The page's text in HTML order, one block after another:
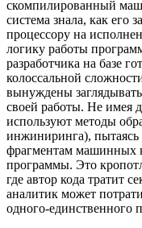
скомпилированный
система знала, как его
процессору на
логику работы
разработчика на базе
колоссальной
вынуждены
своей работы. Не имея
используют методы
инжиниринга),
фрагментам машинных
программы. Это
где автор кода тратит
аналитик может
одного-единственного